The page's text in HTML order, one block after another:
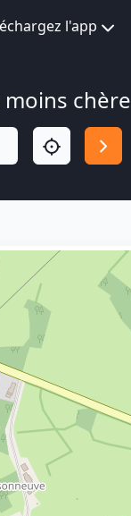
l'app
chère